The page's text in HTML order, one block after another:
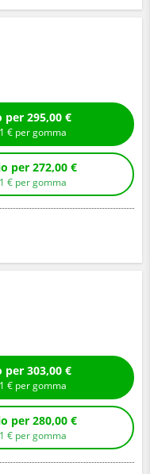
Compra con montaggio per 295,00 €
€ per gomma
Compra senza montaggio per 272,00 €
€ per gomma
Compra con montaggio per 303,00 €
€ per gomma
Compra senza montaggio per 280,00 €
€ per gomma